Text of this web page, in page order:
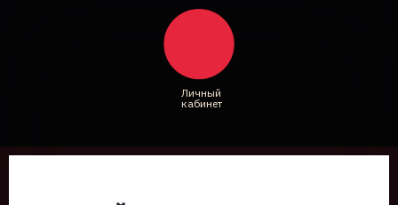
Личный
кабинет